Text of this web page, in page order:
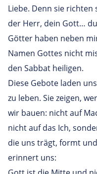
Liebe. Denn sie richten
der Herr, dein Gott…
Götter haben neben
Namen Gottes nicht
den Sabbat heiligen.
Diese Gebote laden
zu leben. Sie zeigen,
wir bauen: nicht auf
nicht auf das Ich,
die uns trägt, formt
erinnert uns: